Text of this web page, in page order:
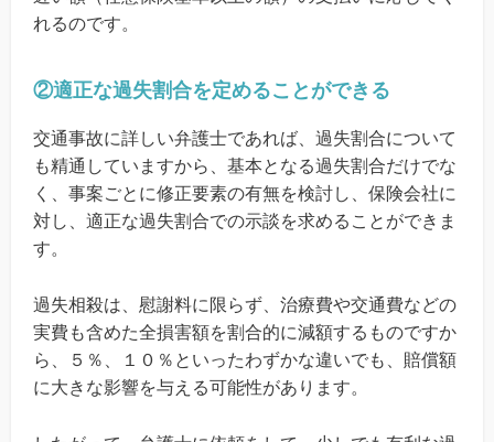
れるのです。
②適正な過失割合を定めることができる
交通事故に詳しい弁護士であれば、過失割合について
も精通していますから、基本となる過失割合だけでな
く、事案ごとに修正要素の有無を検討し、保険会社に
対し、適正な過失割合での示談を求めることができま
す。
過失相殺は、慰謝料に限らず、治療費や交通費などの
実費も含めた全損害額を割合的に減額するものですか
ら、５％、１０％といったわずかな違いでも、賠償額
に大きな影響を与える可能性があります。